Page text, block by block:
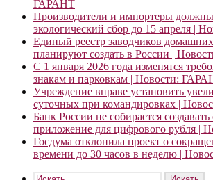
ГАРАНТ
Производители и импортеры
экологический сбор до 15 апреля |
Единый реестр заводчиков
планируют создать в России |
С 1 января 2026 года изменятся
знакам и парковкам | Новости:
Учреждение вправе установить
суточных при командировках |
Банк России не собирается создавать
приложение для цифрового рубля |
Госдума отклонила проект о
времени до 30 часов в неделю |